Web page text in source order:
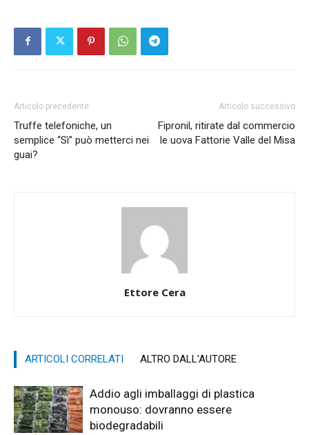
Articolo precedente
Truffe telefoniche, un
semplice “Sì” può metterci nei
guai?
Articolo successivo
Fipronil, ritirate dal commercio
le uova Fattorie Valle del Misa
Ettore Cera
ARTICOLI CORRELATI ALTRO DALL'AUTORE
Addio agli imballaggi di plastica
monouso: dovranno essere
biodegradabili